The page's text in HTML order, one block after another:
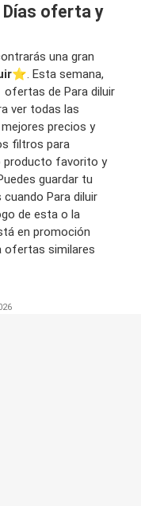
oferta y
una gran
⭐️. Esta semana,
ofertas de Para diluir
ver todas las
precios y
filtros para
producto favorito y
guardar tu
Para diluir
de esta o la
en promoción
ofertas similares